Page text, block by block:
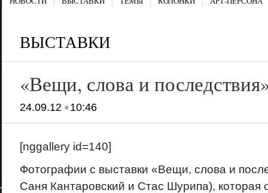
ВЫСТАВКИ
«Вещи, слова и
24.09.12•10:46
[nggallery id=140]
Фотографии с выставки «Вещи, слова и
Саня Кантаровский и Стас Шурипа), которая